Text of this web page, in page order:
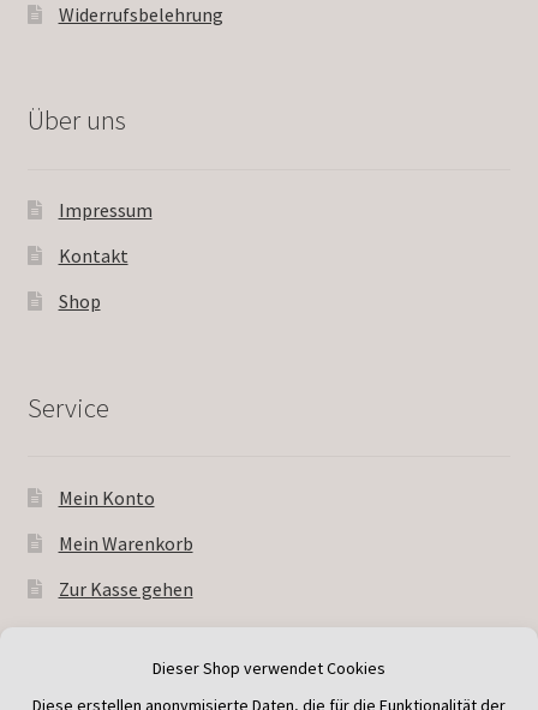
Widerrufsbelehrung
Über uns
Impressum
Kontakt
Shop
Service
Mein Konto
Mein Warenkorb
Zur Kasse gehen